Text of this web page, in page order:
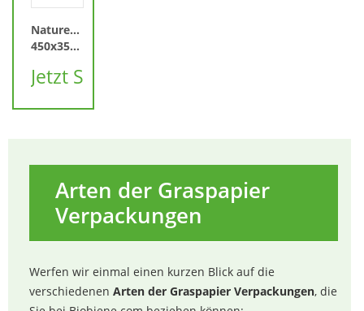
Naturebox®
450x350x80mm
Verpackungsmaterial
Jetzt Spezialangebot sichern!
Arten der Graspapier
Verpackungen
Werfen wir einmal einen kurzen Blick auf die
verschiedenen Arten der Graspapier Verpackungen, die